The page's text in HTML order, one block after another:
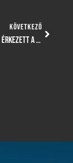
KÖVETKEZŐ
VÉGHAJRÁHOZ ÉRKEZETT A VÍZILABDA ALAPSZAKASZ, EGRI VENDÉGJÁTÉK VÁR RÁSKI LILLÁÉKRA